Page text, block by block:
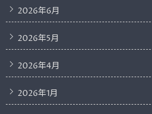
2026年6月
2026年5月
2026年4月
2026年1月